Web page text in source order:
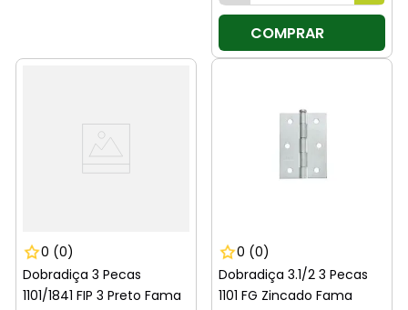
COMPRAR
0 (0)
Dobradiça 3 Pecas
1101/1841 FIP 3 Preto Fama
0 (0)
Dobradiça 3.1/2 3 Pecas
1101 FG Zincado Fama